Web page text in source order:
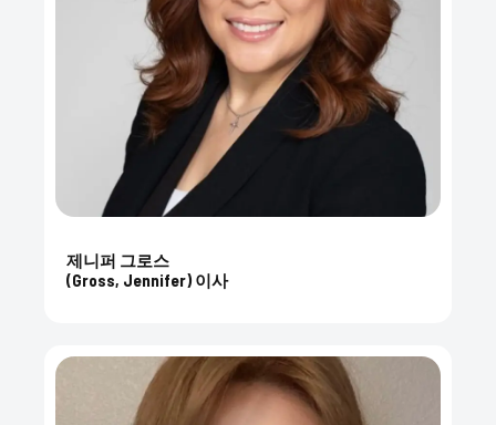
제니퍼 그로스
(Gross, Jennifer) 이사